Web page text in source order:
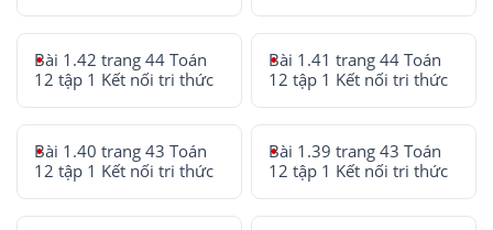
Bài 1.42 trang 44 Toán
12 tập 1 Kết nối tri thức
Bài 1.41 trang 44 Toán
12 tập 1 Kết nối tri thức
Bài 1.40 trang 43 Toán
12 tập 1 Kết nối tri thức
Bài 1.39 trang 43 Toán
12 tập 1 Kết nối tri thức